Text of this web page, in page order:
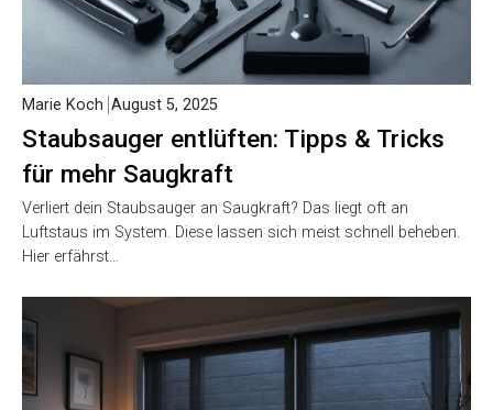
Staubsauger entlüften: Tipps & Tricks
für mehr Saugkraft
Marie Koch August 5, 2025
Verliert dein Staubsauger an Saugkraft? Das liegt oft an
Luftstaus im System. Diese lassen sich meist schnell beheben.
Hier erfährst…